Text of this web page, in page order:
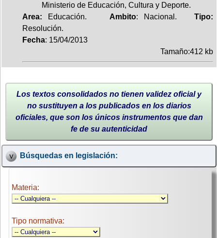
Ministerio de Educación, Cultura y Deporte.
Area: Educación. Ambito: Nacional.Tipo:
Resolución.
Fecha: 15/04/2013
Tamaño:412 kb
Los textos consolidados no tienen validez oficial y
no sustituyen a los publicados en los diarios
oficiales, que son los únicos instrumentos que dan
fe de su autenticidad
Búsquedas en legislación:
Materia:
Tipo normativa: